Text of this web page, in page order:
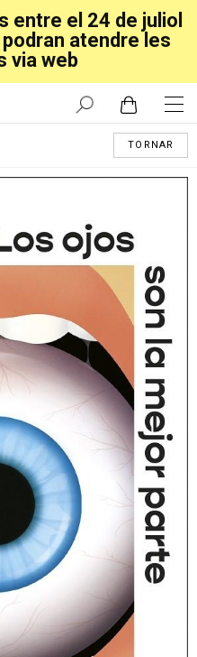
entre el 24 de juliol
atendre les
via web
TORNAR